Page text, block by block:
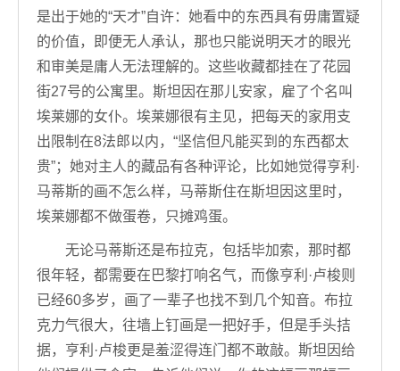
是出于她的“天才”自许：她看中的东西具有毋庸置疑
的价值，即便无人承认，那也只能说明天才的眼光
和审美是庸人无法理解的。这些收藏都挂在了花园
街27号的公寓里。斯坦因在那儿安家，雇了个名叫
埃莱娜的女仆。埃莱娜很有主见，把每天的家用支
出限制在8法郎以内，“坚信但凡能买到的东西都太
贵”；她对主人的藏品有各种评论，比如她觉得亨利·
马蒂斯的画不怎么样，马蒂斯住在斯坦因这里时，
埃莱娜都不做蛋卷，只摊鸡蛋。
无论马蒂斯还是布拉克，包括毕加索，那时都
很年轻，都需要在巴黎打响名气，而像亨利·卢梭则
已经60多岁，画了一辈子也找不到几个知音。布拉
克力气很大，往墙上钉画是一把好手，但是手头拮
据，亨利·卢梭更是羞涩得连门都不敢敲。斯坦因给